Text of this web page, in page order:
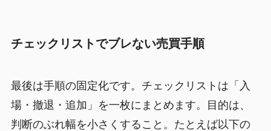
チェックリストでブレない売買手順
最後は手順の固定化です。チェックリストは「入
場・撤退・追加」を一枚にまとめます。目的は、
判断のぶれ幅を小さくすること。たとえば以下の